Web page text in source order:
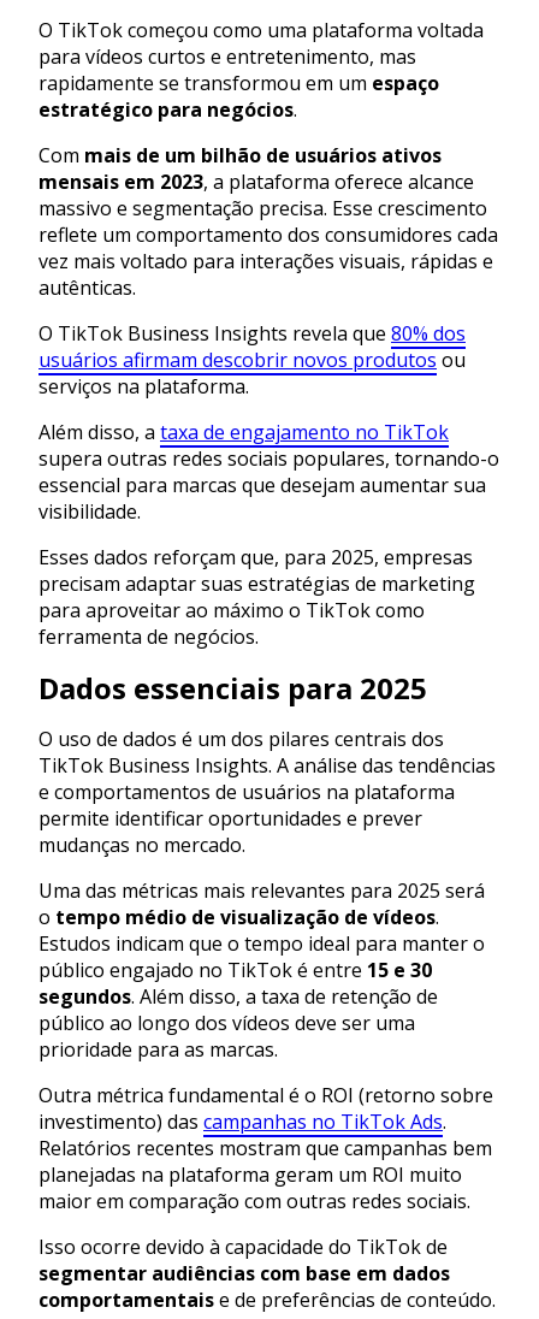
O TikTok começou como uma plataforma voltada
para vídeos curtos e entretenimento, mas
rapidamente se transformou em um espaço
estratégico para negócios.
Com mais de um bilhão de usuários ativos
mensais em 2023, a plataforma oferece alcance
massivo e segmentação precisa. Esse crescimento
reflete um comportamento dos consumidores cada
vez mais voltado para interações visuais, rápidas e
autênticas.
O TikTok Business Insights revela que 80% dos
usuários afirmam descobrir novos produtos ou
serviços na plataforma.
Além disso, a taxa de engajamento no TikTok
supera outras redes sociais populares, tornando-o
essencial para marcas que desejam aumentar sua
visibilidade.
Esses dados reforçam que, para 2025, empresas
precisam adaptar suas estratégias de marketing
para aproveitar ao máximo o TikTok como
ferramenta de negócios.
Dados essenciais para 2025
O uso de dados é um dos pilares centrais dos
TikTok Business Insights. A análise das tendências
e comportamentos de usuários na plataforma
permite identificar oportunidades e prever
mudanças no mercado.
Uma das métricas mais relevantes para 2025 será
o tempo médio de visualização de vídeos.
Estudos indicam que o tempo ideal para manter o
público engajado no TikTok é entre 15 e 30
segundos. Além disso, a taxa de retenção de
público ao longo dos vídeos deve ser uma
prioridade para as marcas.
Outra métrica fundamental é o ROI (retorno sobre
investimento) das campanhas no TikTok Ads.
Relatórios recentes mostram que campanhas bem
planejadas na plataforma geram um ROI muito
maior em comparação com outras redes sociais.
Isso ocorre devido à capacidade do TikTok de
segmentar audiências com base em dados
comportamentaise de preferências de conteúdo.